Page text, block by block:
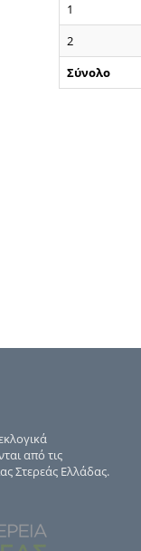
1
2
Σύνολο
από τις
Στερεάς Ελλάδας.